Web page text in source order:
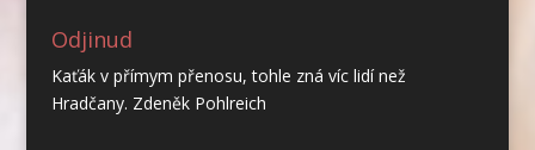
Odjinud
Kaťák v přímym přenosu, tohle zná víc lidí než
Hradčany. Zdeněk Pohlreich